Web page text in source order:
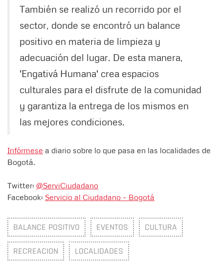
También se realizó un recorrido por el
sector, donde se encontró un balance
positivo en materia de limpieza y
adecuación del lugar. De esta manera,
'Engativá Humana' crea espacios
culturales para el disfrute de la comunidad
y garantiza la entrega de los mismos en
las mejores condiciones.
Infórmese a diario sobre lo que pasa en las localidades de
Bogotá.
Twitter: @ServiCiudadano
Facebook: Servicio al Ciudadano – Bogotá
BALANCE POSITIVO EVENTOS CULTURA
RECREACION LOCALIDADES